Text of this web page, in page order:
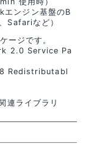
ンジン基盤のB
Safariなど）
ージです。
2.0 Service Pa
Redistributabl
連ライブラリ